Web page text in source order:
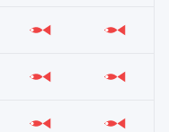
Слабо Слабо
Слабо Слабо